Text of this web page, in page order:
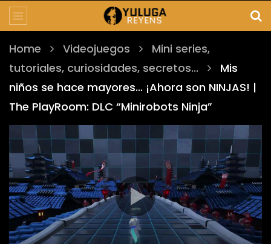
Home Videojuegos
Mini series,
tutoriales, curiosidades, secretos...
Mis
niños se hace mayores… ¡Ahora son NINJAS! |
The PlayRoom: DLC “Minirobots Ninja”